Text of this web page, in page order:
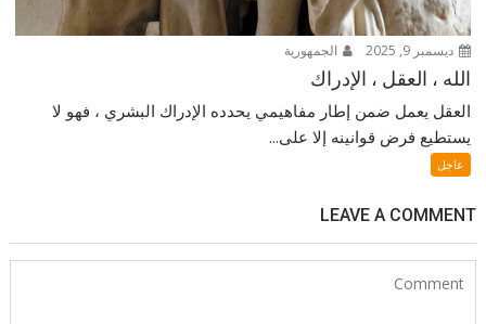
ديسمبر 9, 2025 الجمهورية
الله ، العقل ، الإدراك
العقل يعمل ضمن إطار مفاهيمي يحدده الإدراك البشري ، فهو لا
يستطيع فرض قوانينه إلا على...
عاجل
LEAVE A COMMENT